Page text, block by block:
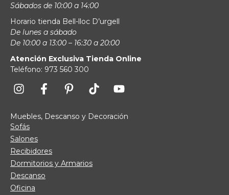
Sábados de 10:00 a 14:00
Horario tienda Bell-lloc D’urgell
De lunes a sábado
De 10:00 a 13:00 – 16:30 a 20:00
Atención Exclusiva Tienda Online
Teléfono: 973 560 300
Muebles, Descanso y Decoración
Sofás
Salones
Recibidores
Dormitorios y Armarios
Descanso
Oficina